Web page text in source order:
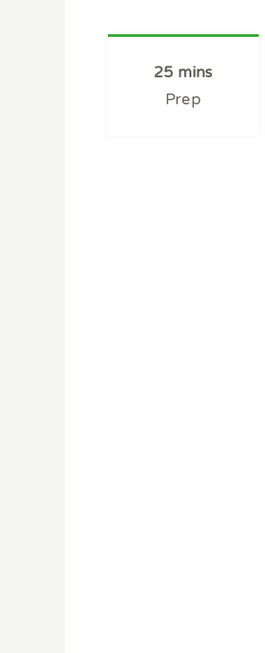
25 mins
Prep